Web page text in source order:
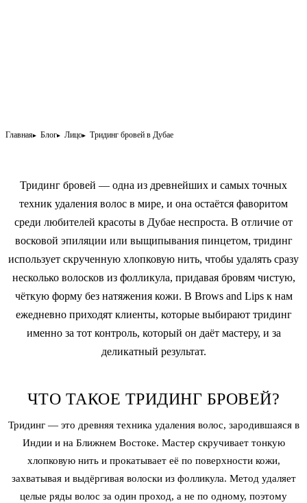
Главная Блог Лицо Тридинг бровей в Дубае
Тридинг бровей — одна из древнейших и самых точных
техник удаления волос в мире, и она остаётся фаворитом
среди любителей красоты в Дубае неспроста. В отличие от
восковой эпиляции или выщипывания пинцетом, тридинг
использует скрученную хлопковую нить, чтобы удалять сразу
несколько волосков из фолликула, придавая бровям чистую,
чёткую форму без натяжения кожи. В Brows and Lips к нам
ежедневно приходят клиенты, которые выбирают тридинг
именно за тот контроль, который он даёт мастеру, и за
деликатный результат.
ЧТО ТАКОЕ ТРИДИНГ БРОВЕЙ?
Тридинг — это древняя техника удаления волос, зародившаяся в
Индии и на Ближнем Востоке. Мастер скручивает тонкую
хлопковую нить и прокатывает её по поверхности кожи,
захватывая и выдёргивая волоски из фолликула. Метод удаляет
целые ряды волос за один проход, а не по одному, поэтому